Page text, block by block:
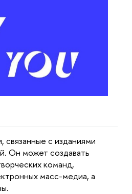
с изданиями
Он может создавать
команд,
масс-медиа, а